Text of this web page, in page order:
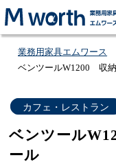
業務用家具エムワース
ベンツールW1200 収
カフェ・レストラン
ベンツール
ール